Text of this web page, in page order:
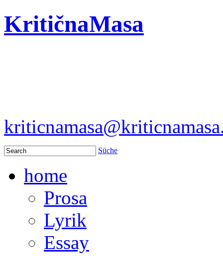
KritičnaMasa
Süche
home
Prosa
Lyrik
Essay